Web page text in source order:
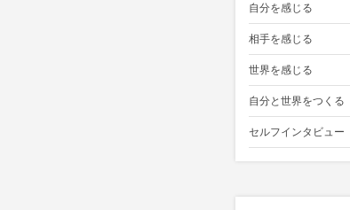
自分を感じる
相手を感じる
世界を感じる
自分と世界をつくる
セルフインタビュー